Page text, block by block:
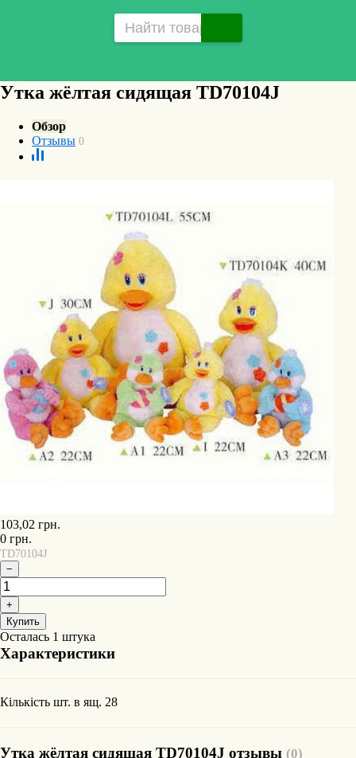
Утка жёлтая сидящая TD70104J
Обзор
Отзывы 0
103,02 грн.
0 грн.
TD70104J
−
+
Купить
Осталась 1 штука
Характеристики
Кількість шт. в ящ. 28
Утка жёлтая сидящая TD70104J отзывы (0)